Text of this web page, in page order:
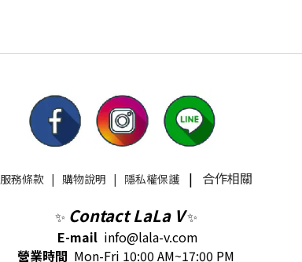
服務條款| 購物說明 | 隱私權保護| 合作相關
✨ Contact LaLa V✨
E-mail info@lala-v.com
營業時間 Mon-Fri 10:00 AM~17:00 PM